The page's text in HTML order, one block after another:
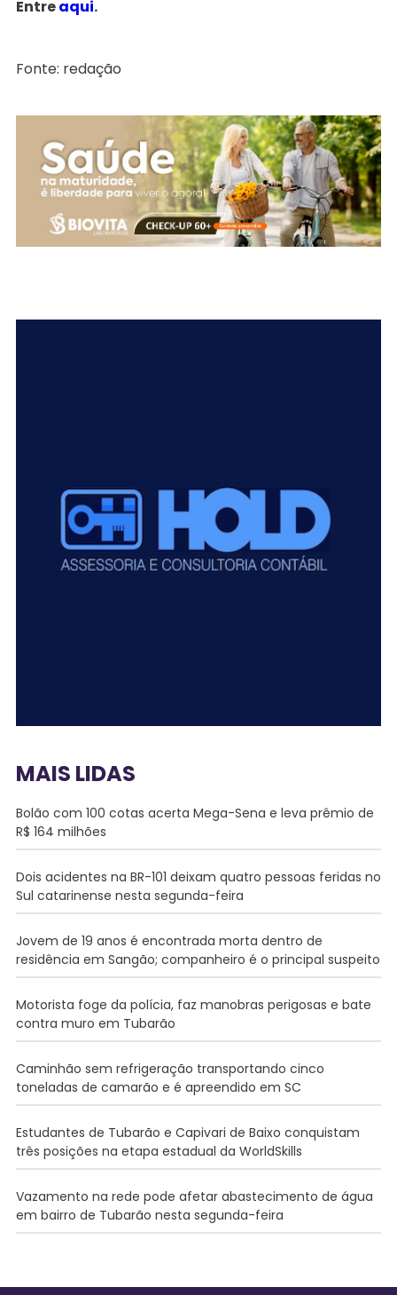
Entreaqui.
Fonte: redação
MAIS LIDAS
Bolão com 100 cotas acerta Mega-Sena e leva prêmio de
R$ 164 milhões
Dois acidentes na BR-101 deixam quatro pessoas feridas no
Sul catarinense nesta segunda-feira
Jovem de 19 anos é encontrada morta dentro de
residência em Sangão; companheiro é o principal suspeito
Motorista foge da polícia, faz manobras perigosas e bate
contra muro em Tubarão
Caminhão sem refrigeração transportando cinco
toneladas de camarão e é apreendido em SC
Estudantes de Tubarão e Capivari de Baixo conquistam
três posições na etapa estadual da WorldSkills
Vazamento na rede pode afetar abastecimento de água
em bairro de Tubarão nesta segunda-feira